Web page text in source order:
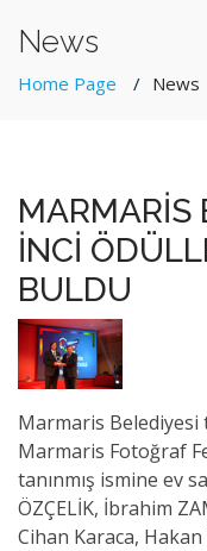
News
Home Page News
MARMARİS
İNCİ
BULDU
Marmaris Belediyesi
Marmaris Fotoğraf
tanınmış ismine ev
ÖZÇELİK, İbrahim
Cihan Karaca,